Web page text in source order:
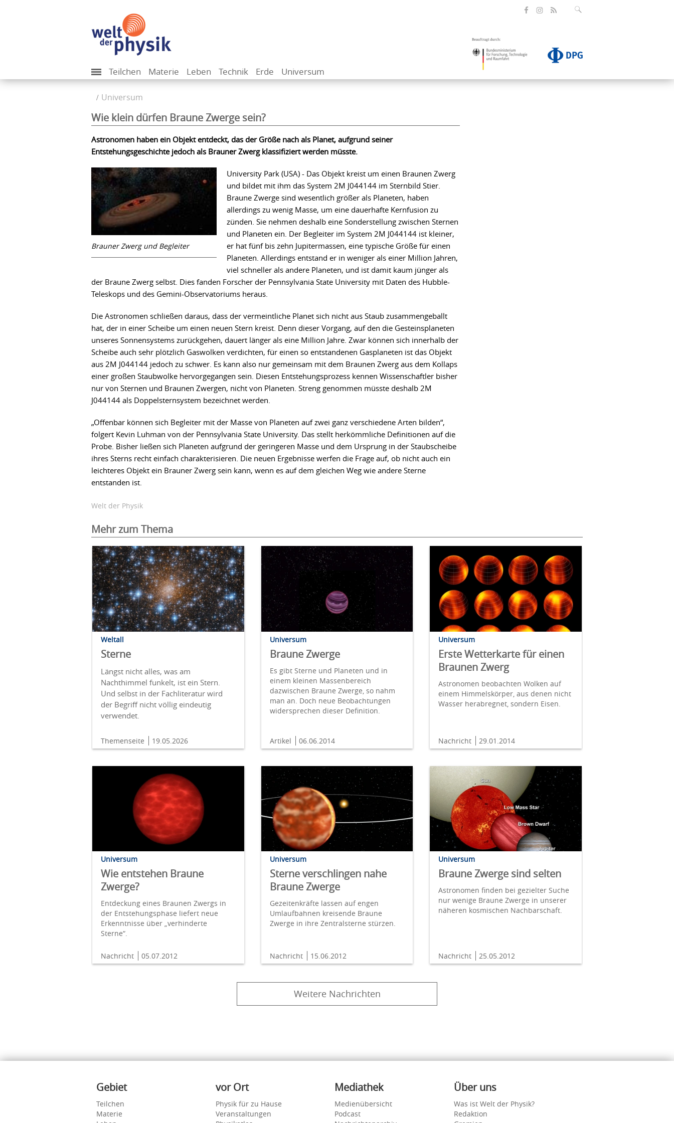
Teilchen Materie Leben Technik Erde Universum
Universum
Wie klein dürfen Braune Zwerge sein?
Astronomen haben ein Objekt entdeckt, das der Größe nach als Planet, aufgrund seiner
Entstehungsgeschichte jedoch als Brauner Zwerg klassifiziert werden müsste.
Brauner Zwerg und Begleiter
University Park (USA) - Das Objekt kreist um einen Braunen Zwerg
und bildet mit ihm das System 2M J044144 im Sternbild Stier.
Braune Zwerge sind wesentlich größer als Planeten, haben
allerdings zu wenig Masse, um eine dauerhafte Kernfusion zu
zünden. Sie nehmen deshalb eine Sonderstellung zwischen Sternen
und Planeten ein. Der Begleiter im System 2M J044144 ist kleiner,
er hat fünf bis zehn Jupitermassen, eine typische Größe für einen
Planeten. Allerdings entstand er in weniger als einer Million Jahren,
viel schneller als andere Planeten, und ist damit kaum jünger als
der Braune Zwerg selbst. Dies fanden Forscher der Pennsylvania State University mit Daten des Hubble-
Teleskops und des Gemini-Observatoriums heraus.
Die Astronomen schließen daraus, dass der vermeintliche Planet sich nicht aus Staub zusammengeballt
hat, der in einer Scheibe um einen neuen Stern kreist. Denn dieser Vorgang, auf den die Gesteinsplaneten
unseres Sonnensystems zurückgehen, dauert länger als eine Million Jahre. Zwar können sich innerhalb der
Scheibe auch sehr plötzlich Gaswolken verdichten, für einen so entstandenen Gasplaneten ist das Objekt
aus 2M J044144 jedoch zu schwer. Es kann also nur gemeinsam mit dem Braunen Zwerg aus dem Kollaps
einer großen Staubwolke hervorgegangen sein. Diesen Entstehungsprozess kennen Wissenschaftler bisher
nur von Sternen und Braunen Zwergen, nicht von Planeten. Streng genommen müsste deshalb 2M
J044144 als Doppelsternsystem bezeichnet werden.
„Offenbar können sich Begleiter mit der Masse von Planeten auf zwei ganz verschiedene Arten bilden“,
folgert Kevin Luhman von der Pennsylvania State University. Das stellt herkömmliche Definitionen auf die
Probe. Bisher ließen sich Planeten aufgrund der geringeren Masse und dem Ursprung in der Staubscheibe
ihres Sterns recht einfach charakterisieren. Die neuen Ergebnisse werfen die Frage auf, ob nicht auch ein
leichteres Objekt ein Brauner Zwerg sein kann, wenn es auf dem gleichen Weg wie andere Sterne
entstanden ist.
Welt der Physik
Mehr zum Thema
Weltall
Sterne
Längst nicht alles, was am
Nachthimmel funkelt, ist ein Stern.
Und selbst in der Fachliteratur wird
der Begriff nicht völlig eindeutig
verwendet.
Themenseite 19.05.2026
Universum
Braune Zwerge
Es gibt Sterne und Planeten und in
einem kleinen Massenbereich
dazwischen Braune Zwerge, so nahm
man an. Doch neue Beobachtungen
widersprechen dieser Definition.
Artikel 06.06.2014
Universum
Erste Wetterkarte für einen
Braunen Zwerg
Astronomen beobachten Wolken auf
einem Himmelskörper, aus denen nicht
Wasser herabregnet, sondern Eisen.
Nachricht 29.01.2014
Universum
Wie entstehen Braune
Zwerge?
Entdeckung eines Braunen Zwergs in
der Entstehungsphase liefert neue
Erkenntnisse über „verhinderte
Sterne“.
Nachricht 05.07.2012
Universum
Sterne verschlingen nahe
Braune Zwerge
Gezeitenkräfte lassen auf engen
Umlaufbahnen kreisende Braune
Zwerge in ihre Zentralsterne stürzen.
Nachricht 15.06.2012
Universum
Braune Zwerge sind selten
Astronomen finden bei gezielter Suche
nur wenige Braune Zwerge in unserer
näheren kosmischen Nachbarschaft.
Nachricht 25.05.2012
Weitere Nachrichten
Inhalte
Gebiet
Teilchen
Materie
vor Ort
Physik für zu Hause
Veranstaltungen
Mediathek
Medienübersicht
Podcast
Über uns
Was ist Welt der Physik?
Redaktion